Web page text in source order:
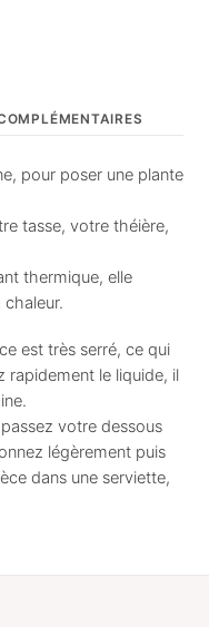
pour poser une plante
tasse, votre théière,
thermique, elle
est très serré, ce qui
rapidement le liquide, il
votre dessous
légèrement puis
dans une serviette,